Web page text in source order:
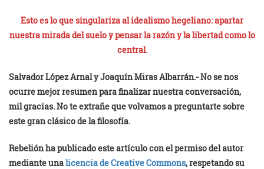
Esto es lo que singulariza al idealismo hegeliano: apartar
nuestra mirada del suelo y pensar la razón y la libertad como lo
central.
Salvador López Arnal yJoaquín Miras Albarrán.- No se nos
ocurre mejor resumen para finalizar nuestra conversación,
mil gracias. No te extrañe que volvamos a preguntarte sobre
este gran clásico de la filosofía.
Rebelión ha publicado este artículo con el permiso del autor
mediante unalicencia de Creative Commons, respetando su